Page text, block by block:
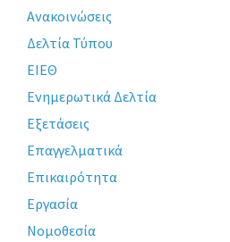
Ανακοινώσεις
Δελτία Τύπου
ΕΙΕΘ
Ενημερωτικά Δελτία
Εξετάσεις
Επαγγελματικά
Επικαιρότητα
Εργασία
Νομοθεσία